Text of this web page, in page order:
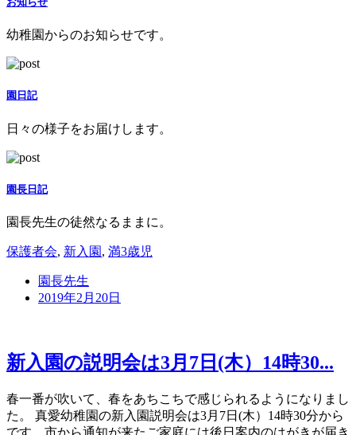
幼稚園からのお知らせです。
園日記
日々の様子をお届けします。
園長日記
園長先生の徒然なるままに。
保護者会, 新入園 , 満3歳児
園長先生
2019年2月20日
新入園の説明会は3月7日(木）14時30...
春一番が吹いて、春をあちこちで感じられるようになりまし
た。 真愛幼稚園の新入園説明会は3月7日(木）14時30分から
です。市から通知が来たご家庭には後日案内のはがきが届き